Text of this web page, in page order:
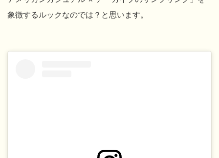
象徴するルックなのでは？と思います。